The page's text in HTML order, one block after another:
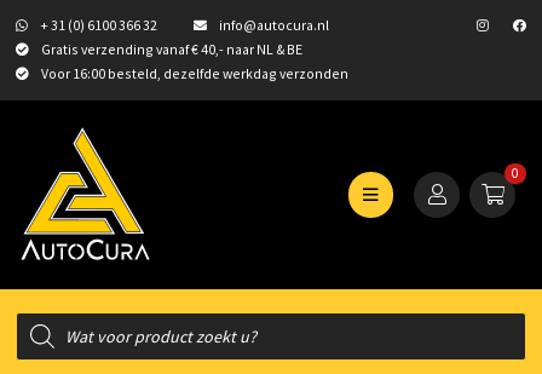
+ 31 (0) 6100 366 32
info@autocura.nl
Gratis verzending vanaf € 40,- naar NL & BE
Voor 16:00 besteld, dezelfde werkdag verzonden
0
Producten
zoeken